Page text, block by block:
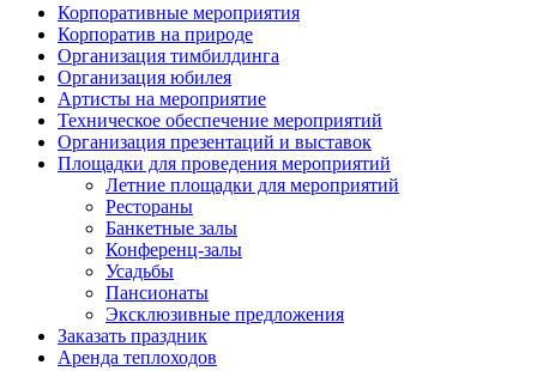
Корпоративные мероприятия
Корпоратив на природе
Организация тимбилдинга
Организация юбилея
Артисты на мероприятие
Техническое обеспечение мероприятий
Организация презентаций и выставок
Площадки для проведения мероприятий
Летние площадки для мероприятий
Рестораны
Банкетные залы
Конференц-залы
Усадьбы
Пансионаты
Эксклюзивные предложения
Заказать праздник
Аренда теплоходов